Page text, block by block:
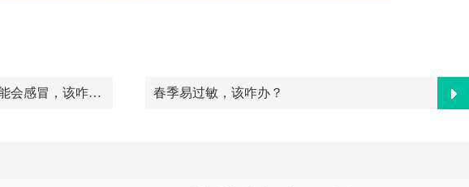
冬季天气寒冷，稍不注意就可能会感冒，该咋办？ 春季易过敏，该咋办？